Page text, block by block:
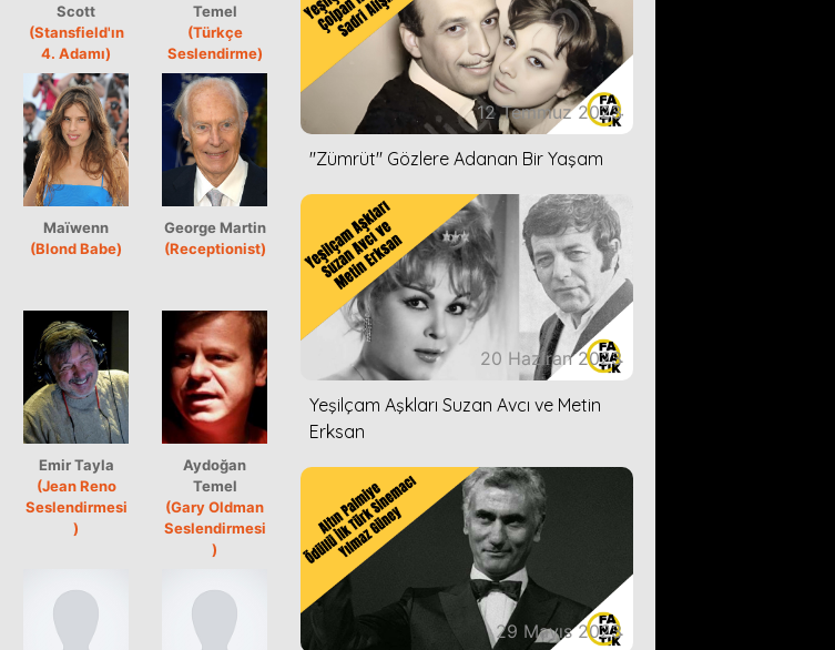
Scott
(Stansfield'ın
4. Adamı)
Temel
(Türkçe
Seslendirme)
Maïwenn
(Blond Babe)
George Martin
(Receptionist)
Emir Tayla
(Jean Reno
Seslendirmesi
)
Aydoğan
Temel
(Gary Oldman
Seslendirmesi
)
12 Temmuz 2023
''Zümrüt'' Gözlere Adanan Bir Yaşam
20 Haziran 2023
Yeşilçam Aşkları Suzan Avcı ve Metin
Erksan
29 Mayıs 2023